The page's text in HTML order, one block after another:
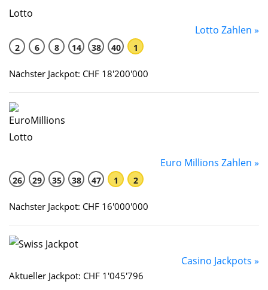
Lotto Zahlen »
2 6 8 14 38 40 1
Nächster Jackpot: CHF 18'200'000
Euro Millions Zahlen »
26 29 35 38 47 1 2
Nächster Jackpot: CHF 16'000'000
Casino Jackpots »
Aktueller Jackpot: CHF 1'045'796